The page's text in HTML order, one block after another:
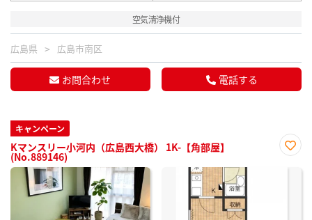
空気清浄機付
広島県 広島市南区
お問合わせ 電話する
キャンペーン
Kマンスリー小河内（広島西大橋） 1K-【角部屋】
(No.889146)
に入